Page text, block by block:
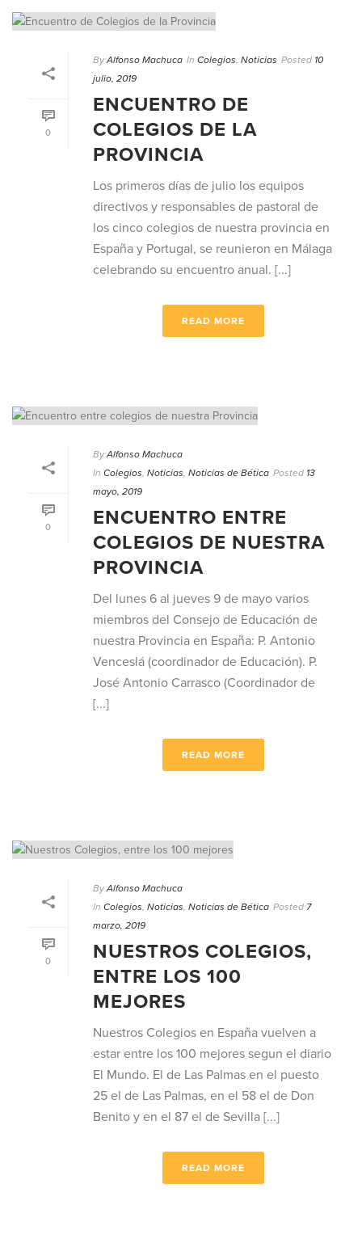
0
By Alfonso Machuca In Colegios Noticias Posted 10
julio, 2019
ENCUENTRO DE
COLEGIOS DE LA
PROVINCIA
Los primeros días de julio los equipos
directivos y responsables de pastoral de
los cinco colegios de nuestra provincia en
España y Portugal, se reunieron en Málaga
celebrando su encuentro anual. [...]
READ MORE
0
By Alfonso Machuca
In Colegios, Noticias, Noticias de Bética Posted 13
mayo, 2019
ENCUENTRO ENTRE
COLEGIOS DE NUESTRA
PROVINCIA
Del lunes 6 al jueves 9 de mayo varios
miembros del Consejo de Educación de
nuestra Provincia en España: P. Antonio
Venceslá (coordinador de Educación). P.
José Antonio Carrasco (Coordinador de
[...]
READ MORE
0
By Alfonso Machuca
In Colegios, Noticias, Noticias de Bética Posted 7
marzo, 2019
NUESTROS COLEGIOS,
ENTRE LOS 100
MEJORES
Nuestros Colegios en España vuelven a
estar entre los 100 mejores segun el diario
El Mundo. El de Las Palmas en el puesto
25 el de Las Palmas, en el 58 el de Don
Benito y en el 87 el de Sevilla [...]
READ MORE